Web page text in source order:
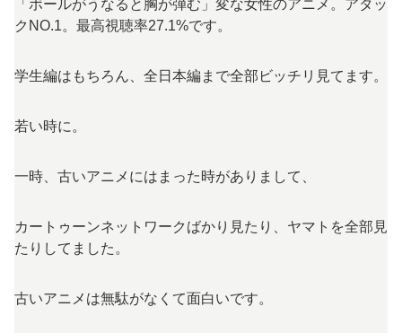
「ボールがうなると胸が弾む」変な女性のアニメ。アタッ
クNO.1。最高視聴率27.1%です。
学生編はもちろん、全日本編まで全部ビッチリ見てます。
若い時に。
一時、古いアニメにはまった時がありまして、
カートゥーンネットワークばかり見たり、ヤマトを全部見
たりしてました。
古いアニメは無駄がなくて面白いです。